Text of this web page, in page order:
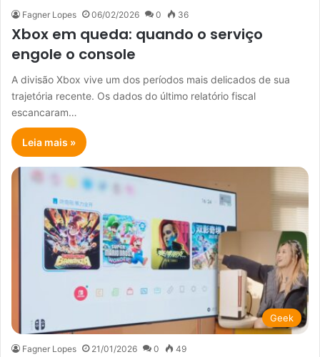
Fagner Lopes 06/02/2026 0 36
Xbox em queda: quando o serviço
engole o console
A divisão Xbox vive um dos períodos mais delicados de sua
trajetória recente. Os dados do último relatório fiscal
escancaram…
Leia mais »
Geek
Fagner Lopes 21/01/2026 0 49